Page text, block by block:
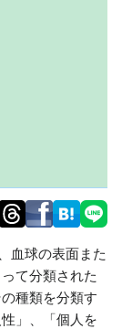
血球の表面また
て分類された
種類を分類す
」、「個人を